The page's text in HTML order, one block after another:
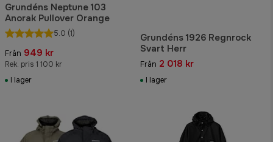
Grundéns Neptune 103
Anorak Pullover Orange
5.0 (1)
Från 949 kr
Rek. pris 1 100 kr
I lager
Grundéns 1926 Regnrock
Svart Herr
Från 2 018 kr
I lager